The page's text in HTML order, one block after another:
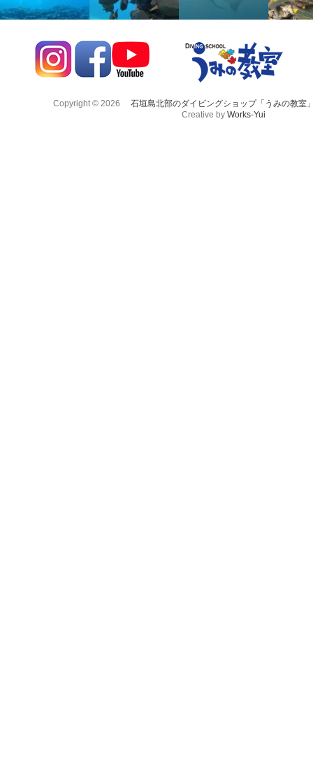
Copyright © 2026
石垣島北部のダイビングショップ「うみの教室
Creative by Works-Yui